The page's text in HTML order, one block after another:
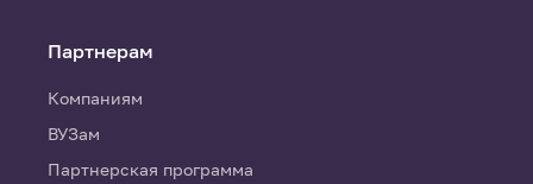
Партнерам
Компаниям
ВУЗам
Партнерская программа